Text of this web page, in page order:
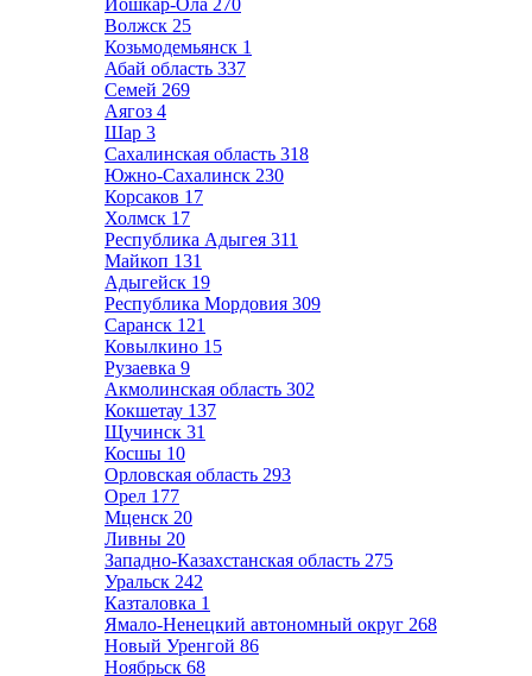
Йошкар-Ола 270
Волжск 25
Козьмодемьянск 1
Абай область 337
Семей 269
Аягоз 4
Шар 3
Сахалинская область 318
Южно-Сахалинск 230
Корсаков 17
Холмск 17
Республика Адыгея 311
Майкоп 131
Адыгейск 19
Республика Мордовия 309
Саранск 121
Ковылкино 15
Рузаевка 9
Акмолинская область 302
Кокшетау 137
Щучинск 31
Косшы 10
Орловская область 293
Орел 177
Мценск 20
Ливны 20
Западно-Казахстанская область 275
Уральск 242
Казталовка 1
Ямало-Ненецкий автономный округ 268
Новый Уренгой 86
Ноябрьск 68